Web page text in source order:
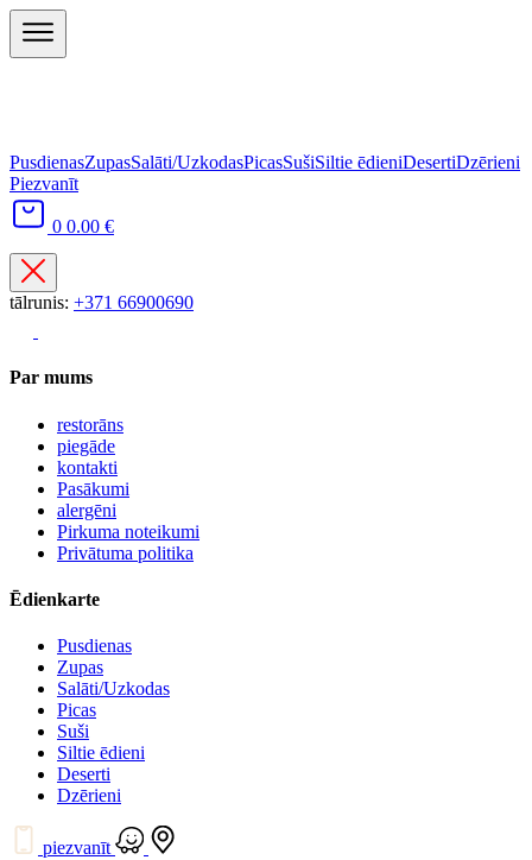
PusdienasZupasSalāti/UzkodasPicasSušiSiltie ēdieniDesertiDzērieni
Piezvanīt
0 0.00 €
tālrunis: +371 66900690
Par mums
restorāns
piegāde
kontakti
Pasākumi
alergēni
Pirkuma noteikumi
Privātuma politika
Ēdienkarte
Pusdienas
Zupas
Salāti/Uzkodas
Picas
Suši
Siltie ēdieni
Deserti
Dzērieni
piezvanīt